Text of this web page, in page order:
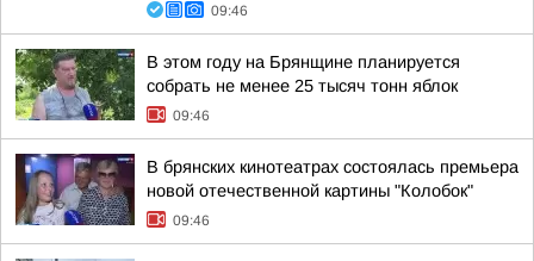
09:46
В этом году на Брянщине планируется
собрать не менее 25 тысяч тонн яблок
09:46
В брянских кинотеатрах состоялась премьера
новой отечественной картины "Колобок"
09:46